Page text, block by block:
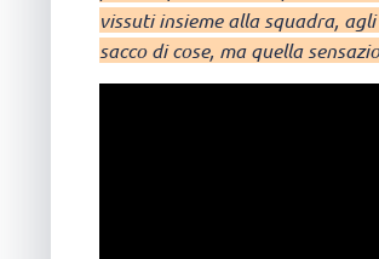
vissuti insieme alla squadra,
sacco di cose, ma quella